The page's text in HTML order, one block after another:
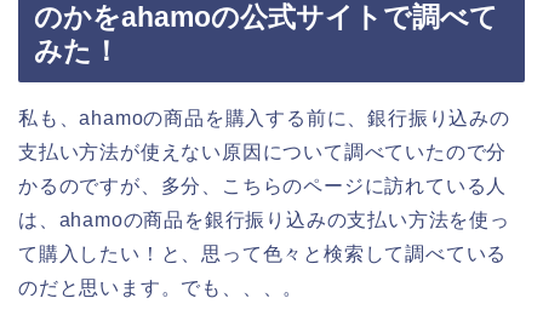
のかをahamoの公式サイトで調べて
みた！
私も、ahamoの商品を購入する前に、銀行振り込みの
支払い方法が使えない原因について調べていたので分
かるのですが、多分、こちらのページに訪れている人
は、ahamoの商品を銀行振り込みの支払い方法を使っ
て購入したい！と、思って色々と検索して調べている
のだと思います。でも、、、。